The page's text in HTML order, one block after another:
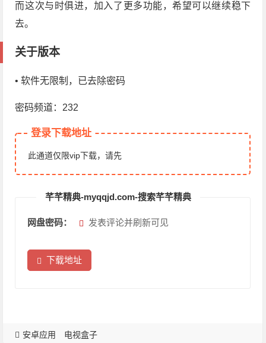
而这次与时俱进，加入了更多功能，希望可以继续稳下
去。
关于版本
• 软件无限制，已去除密码
密码频道：232
登录下载地址
此通道仅限vip下载，请先
芊芊精典-myqqjd.com-搜索芊芊精典
网盘密码： 发表评论并刷新可见
下载地址
安卓应用 电视盒子